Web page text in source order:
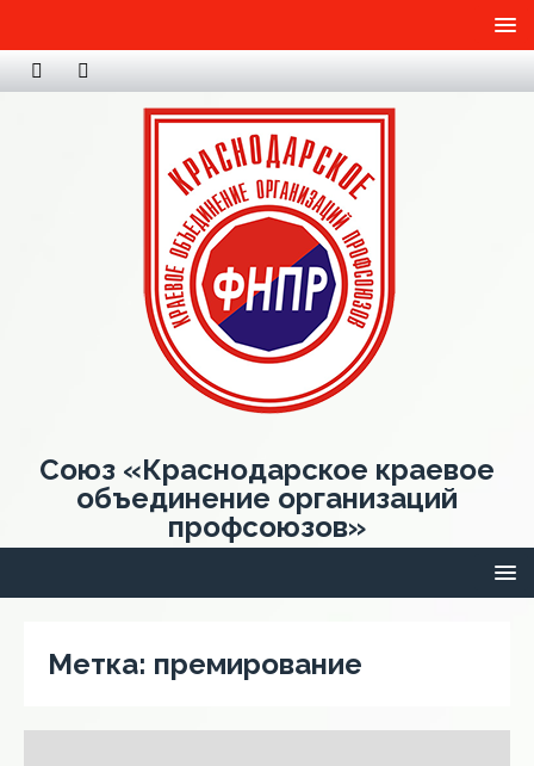
Союз «Краснодарское краевое
объединение организаций
профсоюзов»
Метка: премирование